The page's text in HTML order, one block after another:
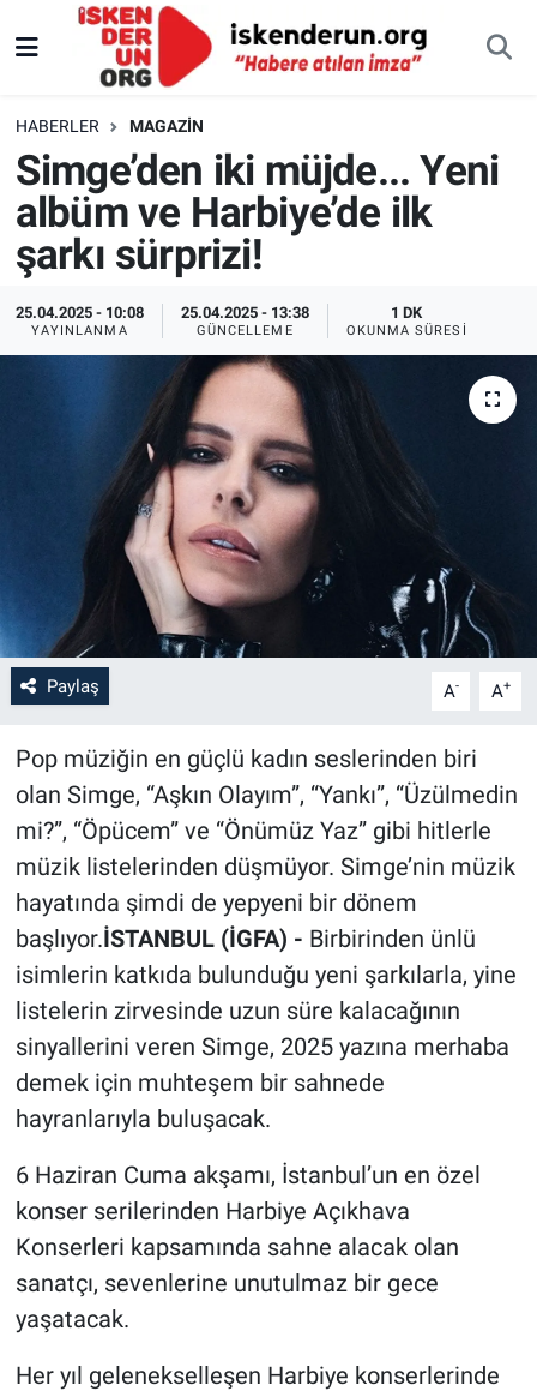
HABERLER MAGAZIN
Simge’den iki müjde... Yeni
albüm ve Harbiye’de ilk
şarkı sürprizi!
25.04.2025 - 10:08
YAYINLANMA
25.04.2025 - 13:38
GÜNCELLEME
1 DK
OKUNMA SÜRESI
Paylaş A- A+
Pop müziğin en güçlü kadın seslerinden biri
olan Simge, “Aşkın Olayım”, “Yankı”, “Üzülmedin
mi?”, “Öpücem” ve “Önümüz Yaz” gibi hitlerle
müzik listelerinden düşmüyor. Simge’nin müzik
hayatında şimdi de yepyeni bir dönem
başlıyor.İSTANBUL (İGFA) - Birbirinden ünlü
isimlerin katkıda bulunduğu yeni şarkılarla, yine
listelerin zirvesinde uzun süre kalacağının
sinyallerini veren Simge, 2025 yazına merhaba
demek için muhteşem bir sahnede
hayranlarıyla buluşacak.
6 Haziran Cuma akşamı, İstanbul’un en özel
konser serilerinden Harbiye Açıkhava
Konserleri kapsamında sahne alacak olan
sanatçı, sevenlerine unutulmaz bir gece
yaşatacak.
Her yıl gelenekselleşen Harbiye konserlerinde